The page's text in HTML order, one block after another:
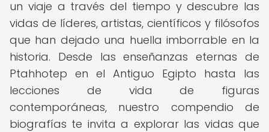
un viaje a través del tiempo y descubre las
vidas de líderes, artistas, científicos y filósofos
que han dejado una huella imborrable en la
historia. Desde las enseñanzas eternas de
Ptahhotep en el Antiguo Egipto hasta las
lecciones de vida de figuras
contemporáneas, nuestro compendio de
biografías te invita a explorar las vidas que